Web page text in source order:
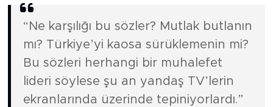
“Ne karşılığı bu sözler? Mutlak butlanın
mı? Türkiye’yi kaosa sürüklemenin mi?
Bu sözleri herhangi bir muhalefet
lideri söylese şu an yandaş TV’lerin
ekranlarında üzerinde tepiniyorlardı.”